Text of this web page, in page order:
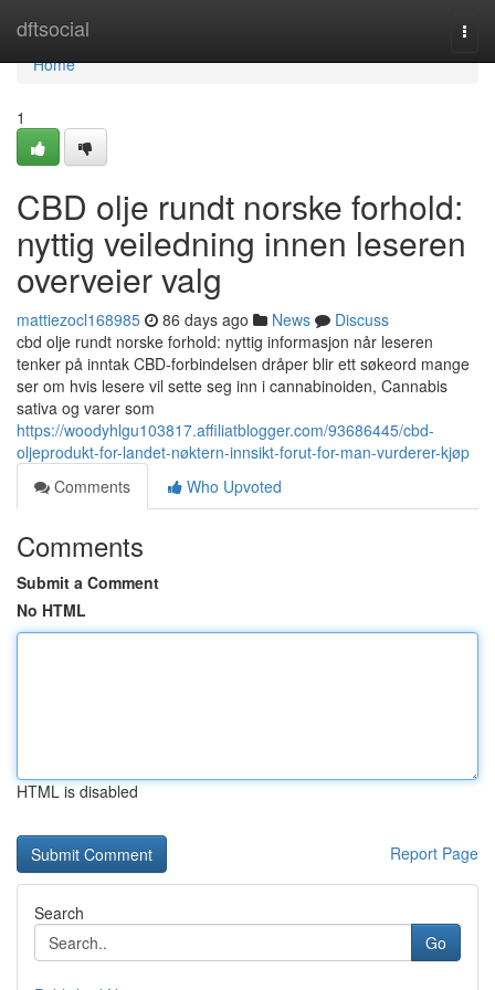
dftsocial
Home
Home
1
CBD olje rundt norske forhold:
nyttig veiledning innen leseren
overveier valg
mattiezocl168985 86 days ago News
Discuss
cbd olje rundt norske forhold: nyttig informasjon når leseren
tenker på inntak CBD-forbindelsen dråper blir ett søkeord mange
ser om hvis lesere vil sette seg inn i cannabinoiden, Cannabis
sativa og varer som
https://woodyhlgu103817.affiliatblogger.com/93686445/cbd-
oljeprodukt-for-landet-nøktern-innsikt-forut-for-man-vurderer-kjøp
Comments
Who Upvoted
Comments
Submit a Comment
No HTML
HTML is disabled
Report Page
Search
Go